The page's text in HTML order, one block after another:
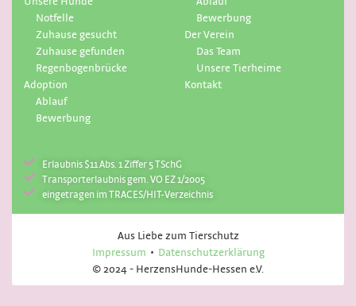
Notfelle
Zuhause gesucht
Zuhause gefunden
Regenbogenbrücke
Adoption
Ablauf
Bewerbung
Bewerbung
Der Verein
Das Team
Unsere Tierheime
Kontakt
Erlaubnis $11 Abs. 1 Ziffer 5 TSchG
Transporterlaubnis gem. VO EZ 1/2005
eingetragen im TRACES/HIT-Verzeichnis
Aus Liebe zum Tierschutz
Impressum
Datenschutzerklärung
© 2024 - HerzensHunde-Hessen e.V.